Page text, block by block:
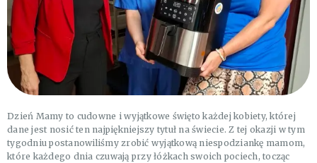
Dzień Mamy to cudowne i wyjątkowe święto każdej kobiety, której
dane jest nosić ten najpiękniejszy tytuł na świecie. Z tej okazji w tym
tygodniu postanowiliśmy zrobić wyjątkową niespodziankę mamom,
które każdego dnia czuwają przy łóżkach swoich pociech, tocząc